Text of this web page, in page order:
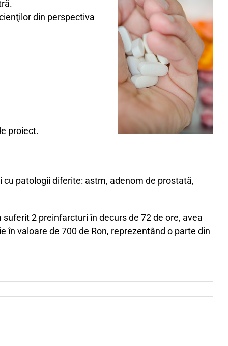
din perspectiva
proiect.
patologii diferite: astm, adenom de prostată,
2 preinfarcturi în decurs de 72 de ore, avea
valoare de 700 de Ron, reprezentând o parte din